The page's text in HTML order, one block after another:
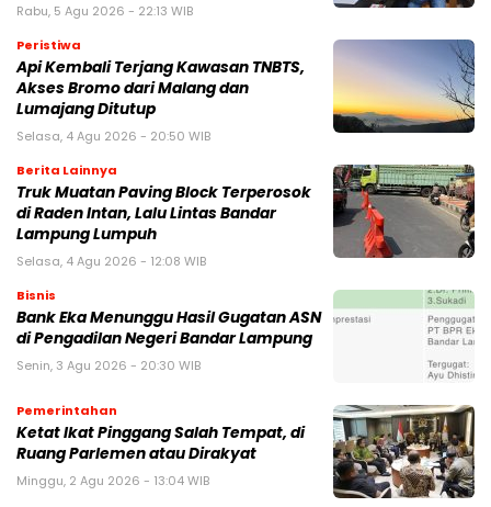
Rabu, 5 Agu 2026 - 22:13 WIB
Peristiwa
Api Kembali Terjang Kawasan TNBTS,
Akses Bromo dari Malang dan
Lumajang Ditutup
Selasa, 4 Agu 2026 - 20:50 WIB
Berita Lainnya
Truk Muatan Paving Block Terperosok
di Raden Intan, Lalu Lintas Bandar
Lampung Lumpuh
Selasa, 4 Agu 2026 - 12:08 WIB
Bisnis
Bank Eka Menunggu Hasil Gugatan ASN
di Pengadilan Negeri Bandar Lampung
Senin, 3 Agu 2026 - 20:30 WIB
Pemerintahan
Ketat Ikat Pinggang Salah Tempat, di
Ruang Parlemen atau Dirakyat
Minggu, 2 Agu 2026 - 13:04 WIB